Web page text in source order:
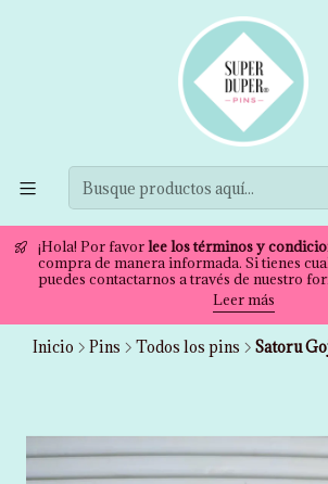
¡Hola! Por favorlee los términos y
compra de manera informada. Si tienes
puedes contactarnos a través de nuestro
Leer más
Inicio Pins Todos los pins Satoru